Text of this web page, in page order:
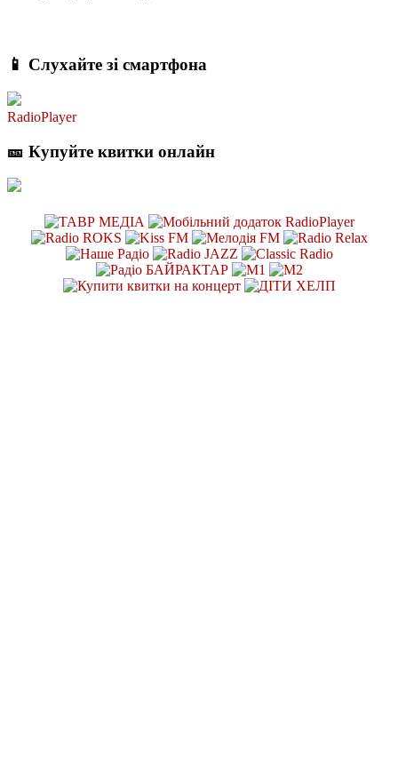
📱 Слухайте зі смартфона
RadioPlayer
🎫 Купуйте квитки онлайн